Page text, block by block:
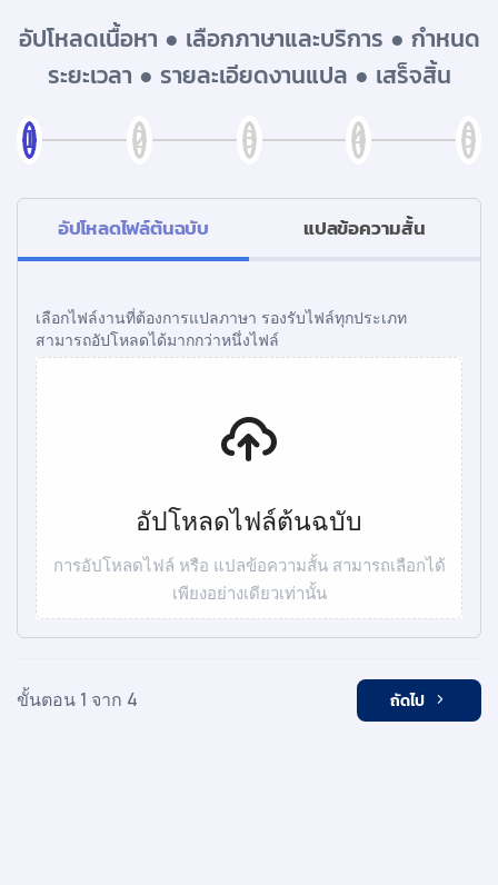
อัปโหลดเนื้อหา ● เลือกภาษาและบริการ ● กำหนด
ระยะเวลา ● รายละเอียดงานแปล ● เสร็จสิ้น
อัปโหลดไฟล์ต้นฉบับ แปลข้อความสั้น
เลือกไฟล์งานที่ต้องการแปลภาษา รองรับไฟล์ทุกประเภท
สามารถอัปโหลดได้มากกว่าหนึ่งไฟล์
อัปโหลดไฟล์ต้นฉบับ
การอัปโหลดไฟล์ หรือ แปลข้อความสั้น สามารถเลือกได้
เพียงอย่างเดียวเท่านั้น
ขั้นตอน 1 จาก 4 ถัดไป